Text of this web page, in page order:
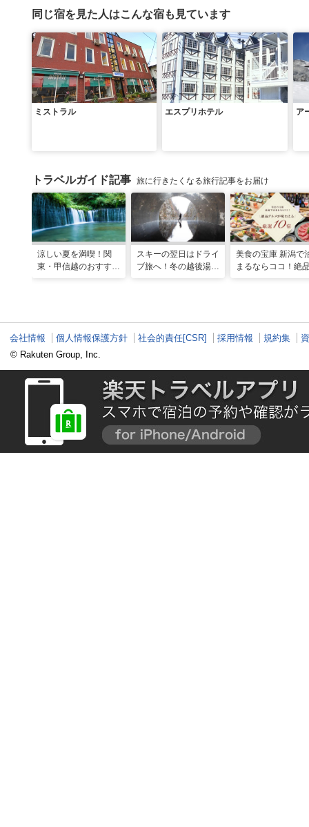
同じ宿を見た人はこんな宿も見ています
ミストラル エスプリホテル ア
トラベルガイド記事 旅に行きたくなる旅行記事をお届け
涼しい夏を満喫！関
東・甲信越のおすすめ
スキーの翌日はドライ
ブ旅へ！冬の越後湯沢
美食の宝庫 新潟で
まるならココ！絶
会社情報 個人情報保護方針 社会的責任[CSR] 採用情報 規約集
© Rakuten Group, Inc.